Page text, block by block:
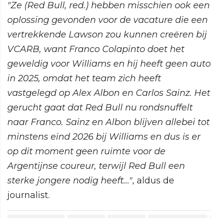
"Ze (Red Bull, red.) hebben misschien ook een
oplossing gevonden voor de vacature die een
vertrekkende Lawson zou kunnen creëren bij
VCARB, want Franco Colapinto doet het
geweldig voor Williams en hij heeft geen auto
in 2025, omdat het team zich heeft
vastgelegd op Alex Albon en Carlos Sainz. Het
gerucht gaat dat Red Bull nu rondsnuffelt
naar Franco. Sainz en Albon blijven allebei tot
minstens eind 2026 bij Williams en dus is er
op dit moment geen ruimte voor de
Argentijnse coureur, terwijl Red Bull een
sterke jongere nodig heeft...", aldus de
journalist.